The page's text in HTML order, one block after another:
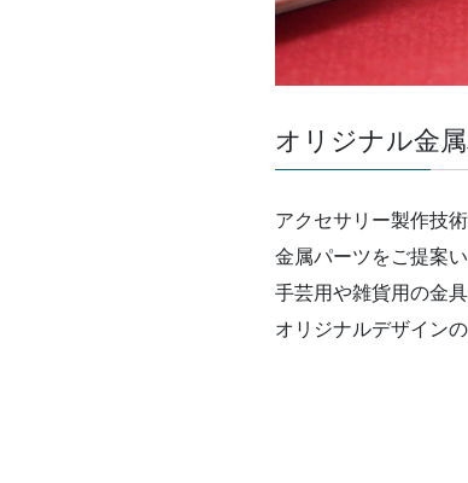
オリジナル金
アクセサリー製作技
金属パーツをご提案い
手芸用や雑貨用の金
オリジナルデザイン